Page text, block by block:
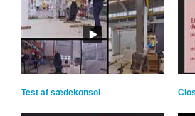
Test af sædekonsol